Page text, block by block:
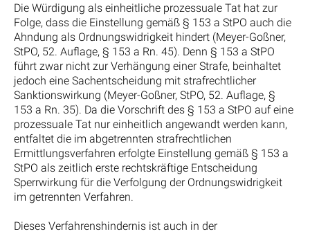
Die Würdigung als einheitliche prozessuale Tat hat zur
Folge, dass die Einstellung gemäß § 153 a StPO auch die
Ahndung als Ordnungswidrigkeit hindert (Meyer-Goßner,
StPO, 52. Auflage, § 153 a Rn. 45). Denn § 153 a StPO
führt zwar nicht zur Verhängung einer Strafe, beinhaltet
jedoch eine Sachentscheidung mit strafrechtlicher
Sanktionswirkung (Meyer-Goßner, StPO, 52. Auflage, §
153 a Rn. 35). Da die Vorschrift des § 153 a StPO auf eine
prozessuale Tat nur einheitlich angewandt werden kann,
entfaltet die im abgetrennten strafrechtlichen
Ermittlungsverfahren erfolgte Einstellung gemäß § 153 a
StPO als zeitlich erste rechtskräftige Entscheidung
Sperrwirkung für die Verfolgung der Ordnungswidrigkeit
im getrennten Verfahren.
Dieses Verfahrenshindernis ist auch in der